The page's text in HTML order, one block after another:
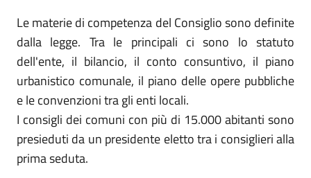
Le materie di competenza del Consiglio sono definite
dalla legge. Tra le principali ci sono lo statuto
dell'ente, il bilancio, il conto consuntivo, il piano
urbanistico comunale, il piano delle opere pubbliche
e le convenzioni tra gli enti locali.
I consigli dei comuni con più di 15.000 abitanti sono
presieduti da un presidente eletto tra i consiglieri alla
prima seduta.